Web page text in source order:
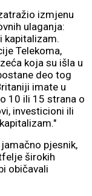
izmjenu
ulaganja:
kapitalizam.
Telekoma,
koja su išla u
deo tog
imate u
10 ili 15 strana o
investicioni ili
pjesnik,
širokih
običavali